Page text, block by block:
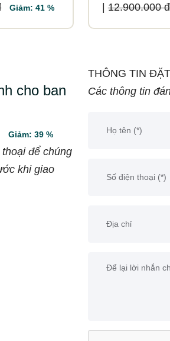
Giảm: 41 % | 12.900.000 đ
cho ban
Giảm: 39 %
để chúng
khi giao
THÔNG TIN
Các thông tin